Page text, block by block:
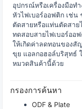
อุปกรณ์หรือเครื่องมือท
หัวไฟเบอร์ออฟติก เช่น
ตัดสายหรือแท่นตัดสาย
ทดสอบสายไฟเบอร์ออ
ให้เกิดค่าลดทอนของสั
ขุย แอลกอฮอล์บริสุทธ์
หมวดสินค้านี้ด้วย
กรองการค้นหา
ODF & Plate